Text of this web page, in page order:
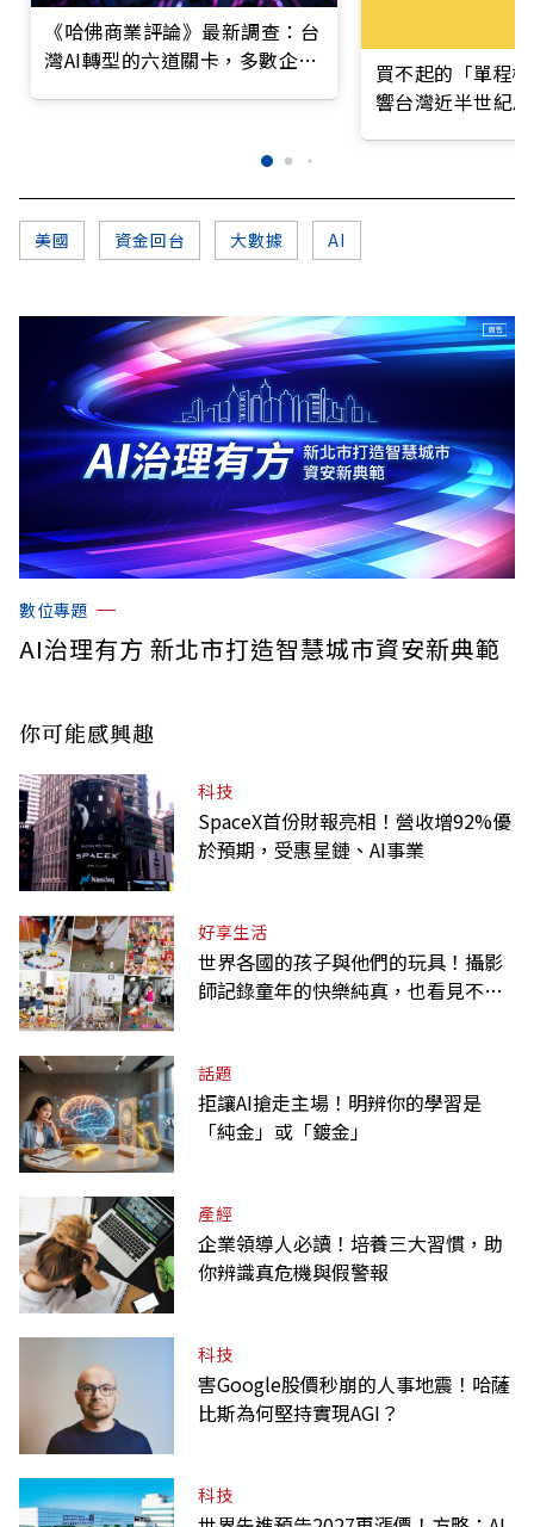
《哈佛商業評論》最新調查：台
灣AI轉型的六道關卡，多數企業
買不起的「單程
響台灣近半世紀
美國 資金回台 大數據 AI
數位專題
AI治理有方 新北市打造智慧城市資安新典範
你可能感興趣
科技
SpaceX首份財報亮相！營收增92%優
於預期，受惠星鏈、AI事業
好享生活
世界各國的孩子與他們的玩具！攝影
師記錄童年的快樂純真，也看見不同
話題
拒讓AI搶走主場！明辨你的學習是
「純金」或「鍍金」
產經
企業領導人必讀！培養三大習慣，助
你辨識真危機與假警報
科技
害Google股價秒崩的人事地震！哈薩
比斯為何堅持實現AGI？
科技